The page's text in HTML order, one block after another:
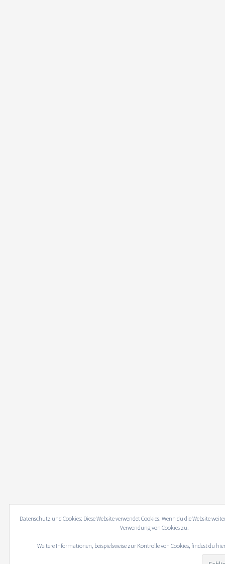
Datenschutz und Cookies: Diese Website verwendet Cookies. Wenn du die Website
Verwendung von Cookies zu.
Weitere Informationen, beispielsweise zur Kontrolle von Cookies, findest du